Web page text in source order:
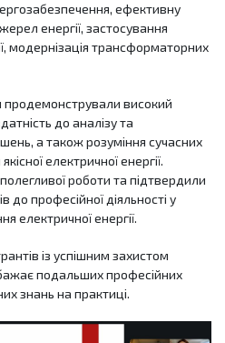
ефективну
енергії, застосування
модернізація трансформаторних
продемонстрували високий
до аналізу та
а також розуміння сучасних
електричної енергії.
роботи та підтвердили
до професійної діяльності у
електричної енергії.
із успішним захистом
подальших професійних
знань на практиці.